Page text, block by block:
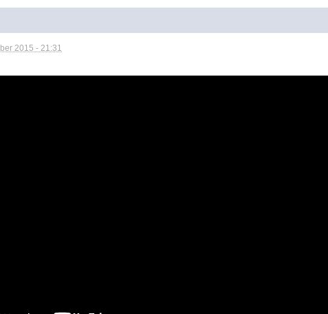
2015 - 21:31